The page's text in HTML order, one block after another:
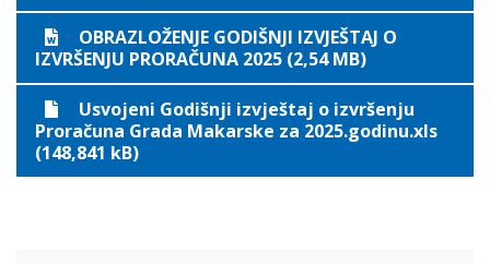
OBRAZLOŽENJE GODIŠNJI IZVJEŠTAJ O
IZVRŠENJU PRORAČUNA 2025 (2,54 MB)
Usvojeni Godišnji izvještaj o izvršenju
Proračuna Grada Makarske za 2025.godinu.xls
(148,841 kB)